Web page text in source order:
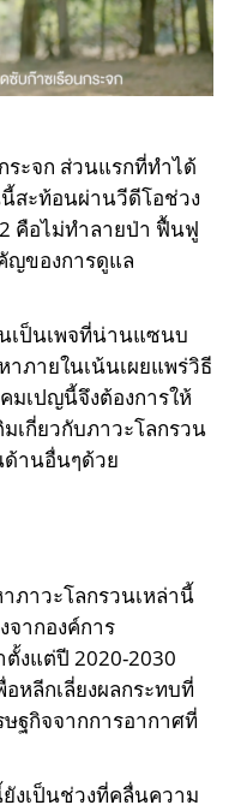
ระจก ส่วนแรกที่ทำได้
สะท้อนผ่านวีดีโอช่วง
คือไม่ทำลายป่า ฟื้นฟู
ญของการดูแล
เป็นเพจที่น่านแซนบ
ภายในเน้นเผยแพร่วิธี
เปญนี้จึงต้องการให้
เกี่ยวกับภาวะโลกรวน
านอื่นๆด้วย
ภาวะโลกรวนเหล่านี้
จากองค์การ
งแต่ปี 2020-2030
หลีกเลี่ยงผลกระทบที่
ฐกิจจากการอากาศที่
ยังเป็นช่วงที่คลื่นความ